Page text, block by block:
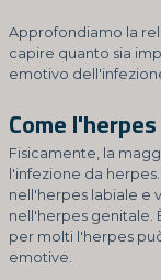
Approfondiamo la
capire quanto sia
emotivo
Come
Fisicamente, la
l'infezione da
nell'herpes labiale e
nell'herpes genitale.
per molti l'herpes
emotive.